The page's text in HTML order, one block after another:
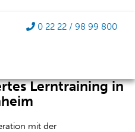
0 22 22 / 98 99 800
in die
Nachhilfe
Lerntraining in
mit der